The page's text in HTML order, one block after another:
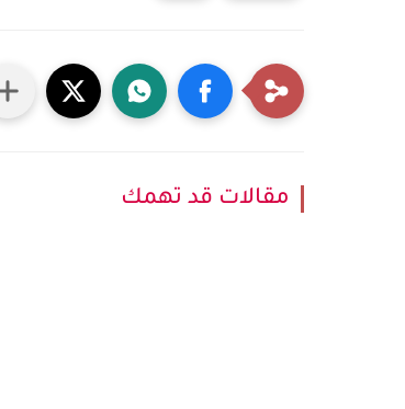
مقالات قد تهمك